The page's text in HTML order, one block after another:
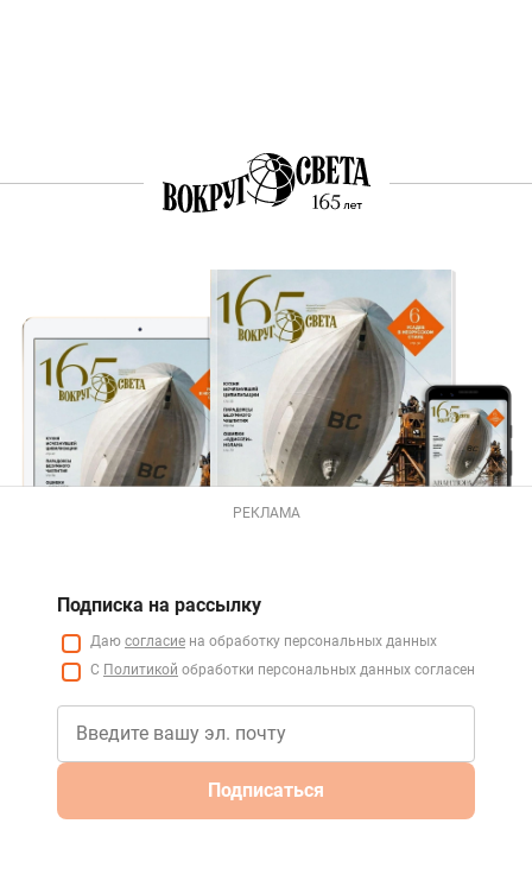
РЕКЛАМА
Подписка на рассылку
Даю согласие на обработку персональных данных
С Политикой обработки персональных данных согласен
Подписаться